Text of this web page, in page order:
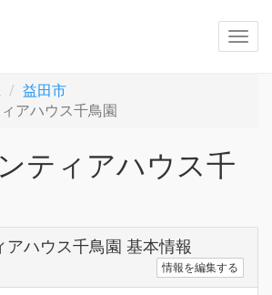
益田市
アハウス千鳥園
ティアハウス千
アハウス千鳥園 基本情報
情報を編集する